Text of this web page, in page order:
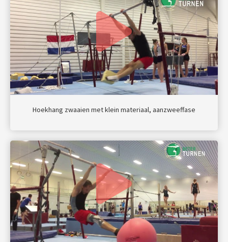
Hoekhang zwaaien met klein materiaal, aanzweeffase